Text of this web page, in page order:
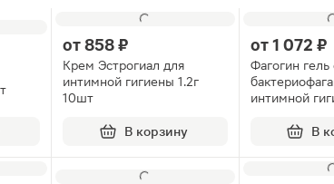
от858 ₽
Крем Эстрогиал для
интимной гигиены 1.2г
10шт
В корзину
от1 072 ₽
Фагогин гель
интимной
В